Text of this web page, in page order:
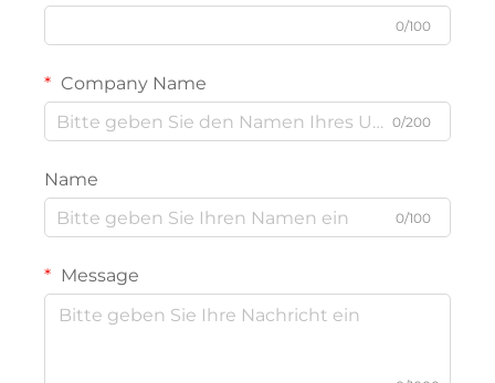
0/100
Company Name
0/200
Name
0/100
Message